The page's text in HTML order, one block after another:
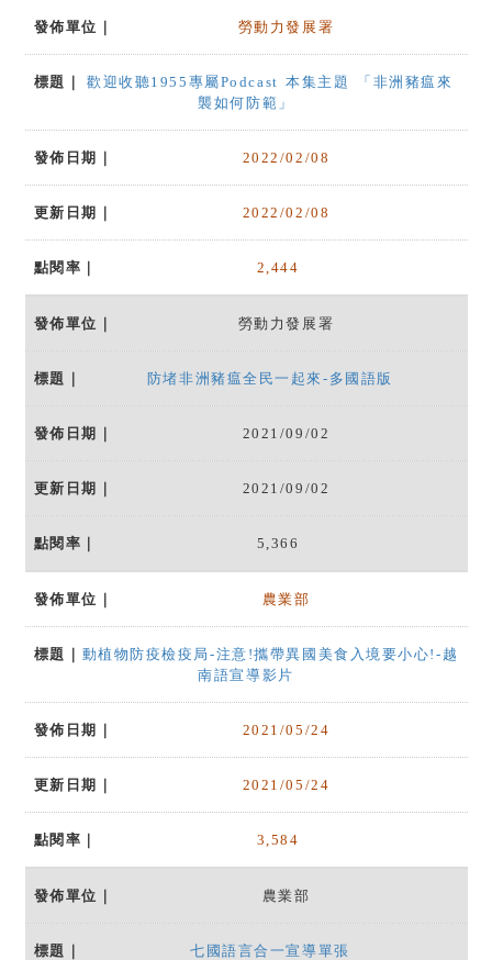
勞動力發展署
歡迎收聽1955專屬Podcast 本集主題 「非洲豬瘟來
襲如何防範」
2022/02/08
2022/02/08
2,444
勞動力發展署
防堵非洲豬瘟全民一起來-多國語版
2021/09/02
2021/09/02
5,366
農業部
動植物防疫檢疫局-注意!攜帶異國美食入境要小心!-越
南語宣導影片
2021/05/24
2021/05/24
3,584
農業部
七國語言合一宣導單張